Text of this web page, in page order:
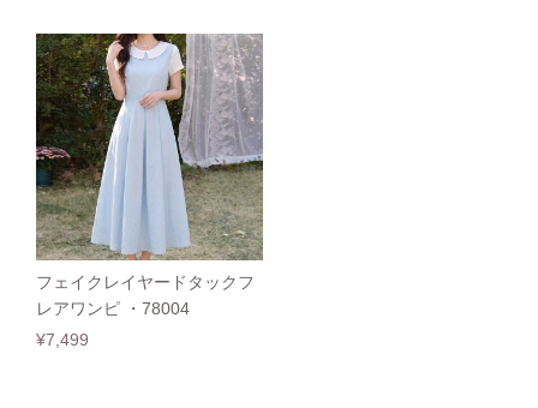
フェイクレイヤードタックフ
レアワンピ ・78004
¥7,499